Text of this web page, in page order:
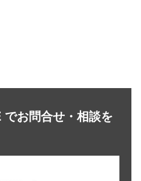
お問合せ・相談を